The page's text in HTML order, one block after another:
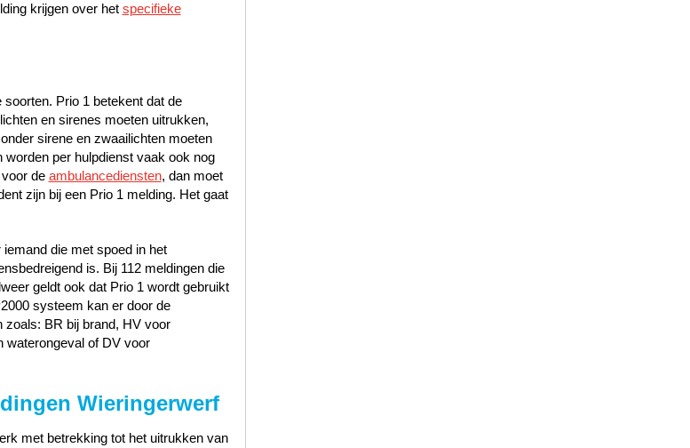
krijgen over het specifieke
Prio 1 betekent dat de
en sirenes moeten uitrukken,
sirene en zwaailichten moeten
per hulpdienst vaak ook nog
de ambulancediensten, dan moet
zijn bij een Prio 1 melding. Het gaat
die met spoed in het
is. Bij 112 meldingen die
geldt ook dat Prio 1 wordt gebruikt
systeem kan er door de
zoals: BR bij brand, HV voor
waterongeval of DV voor
Wieringerwerf
met betrekking tot het uitrukken van